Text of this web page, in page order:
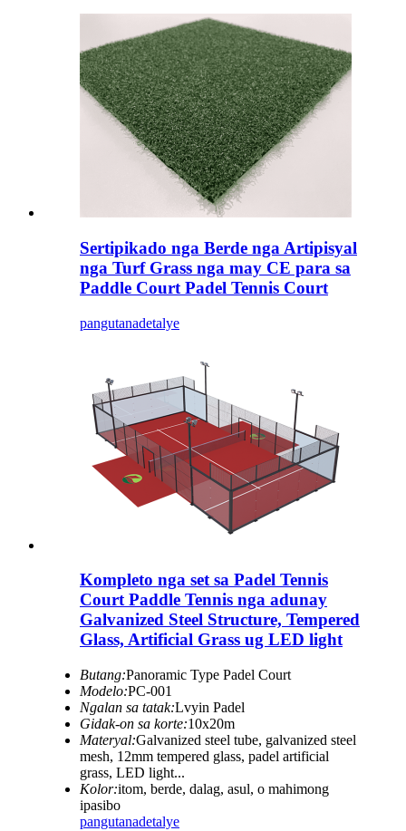
Sertipikado nga Berde nga Artipisyal
nga Turf Grass nga may CE para sa
Paddle Court Padel Tennis Court
pangutanadetalye
Kompleto nga set sa Padel Tennis
Court Paddle Tennis nga adunay
Galvanized Steel Structure, Tempered
Glass, Artificial Grass ug LED light
Butang:Panoramic Type Padel Court
Modelo:PC-001
Ngalan sa tatak:Lvyin Padel
Gidak-on sa korte:10x20m
Materyal:Galvanized steel tube, galvanized steel
mesh, 12mm tempered glass, padel artificial
grass, LED light...
Kolor:itom, berde, dalag, asul, o mahimong
ipasibo
pangutanadetalye